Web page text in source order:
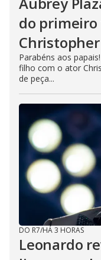
do
Parabéns aos
filho com o ator
de peça...
DO R7/HÁ 3 HORAS
Leonardo